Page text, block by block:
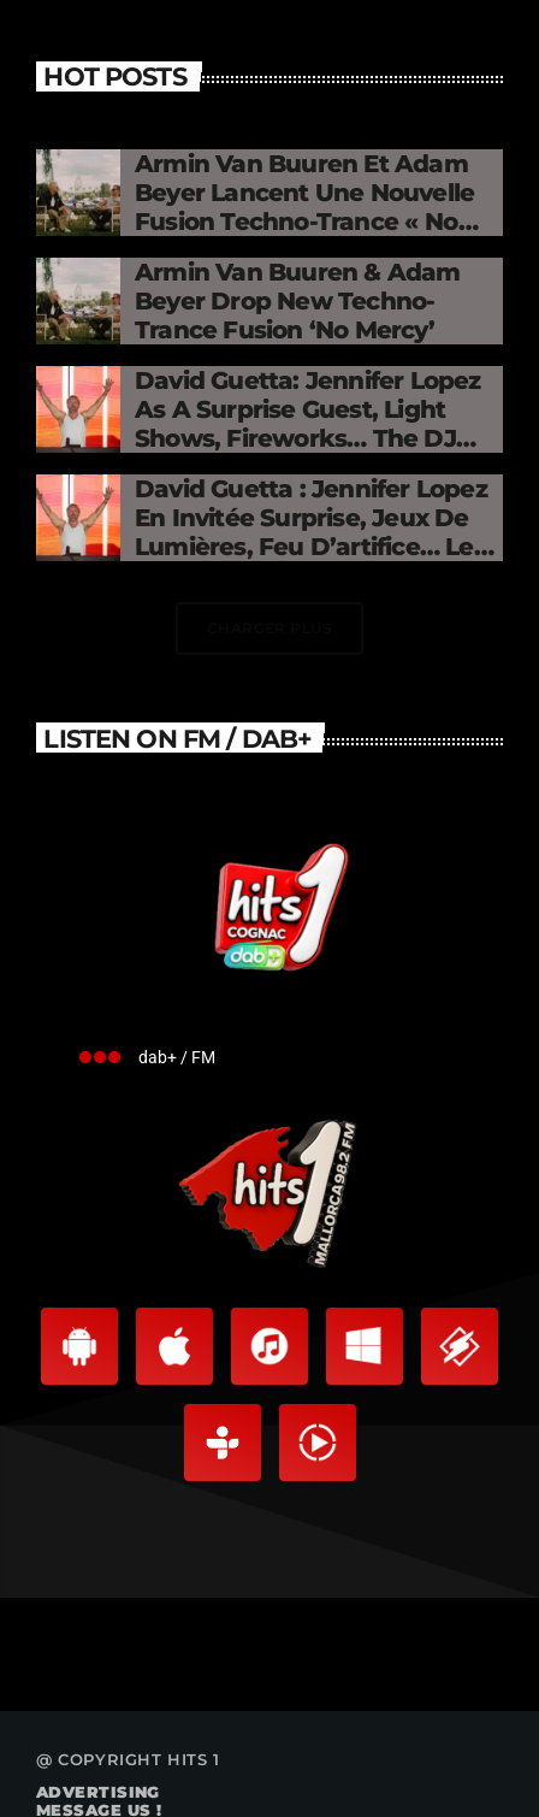
HOT POSTS
Armin Van Buuren Et Adam
Beyer Lancent Une Nouvelle
Fusion Techno-Trance « No
Mercy »
Armin Van Buuren & Adam
Beyer Drop New Techno-
Trance Fusion ‘No Mercy’
David Guetta: Jennifer Lopez
As A Surprise Guest, Light
Shows, Fireworks… The DJ
Electrifies The Stade De
France
David Guetta : Jennifer Lopez
En Invitée Surprise, Jeux De
Lumières, Feu D’artifice… Le
LISTEN ON FM / DAB+
dab+ / FM
@ COPYRIGHT HITS 1
ADVERTISING
MESSAGE US !